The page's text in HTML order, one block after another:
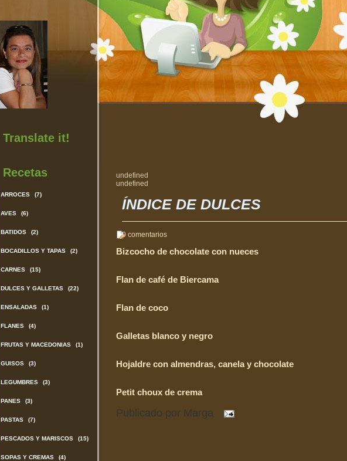
Translate it!
Recetas
ARROCES (7)
AVES (6)
BATIDOS (2)
BOCADILLOS Y TAPAS (2)
CARNES (15)
DULCES Y GALLETAS (22)
ENSALADAS (1)
FLANES (4)
FRUTAS Y MACEDONIAS (1)
GUISOS (3)
LEGUMBRES (3)
PANES (3)
PASTAS (7)
PESCADOS Y MARISCOS (15)
SOPAS Y CREMAS (4)
undefined
undefined
ÍNDICE DE DULCES
0 comentarios
Bizcocho de chocolate con nueces
Flan de café de Biercama
Flan de coco
Galletas blanco y negro
Hojaldre con almendras, canela y chocolate
Petit choux de crema
Publicado por Marga